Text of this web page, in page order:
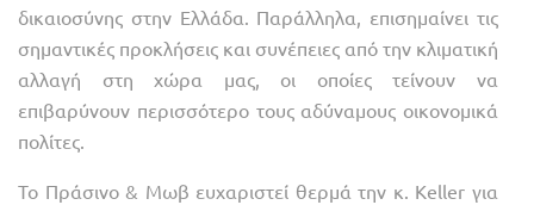
δικαιοσύνης στην Ελλάδα. Παράλληλα, επισημαίνει τις
σημαντικές προκλήσεις και συνέπειες από την κλιματική
αλλαγή στη χώρα μας, οι οποίες τείνουν να
επιβαρύνουν περισσότερο τους αδύναμους οικονομικά
πολίτες.
Το Πράσινο & Μωβ ευχαριστεί θερμά την κ. Keller για